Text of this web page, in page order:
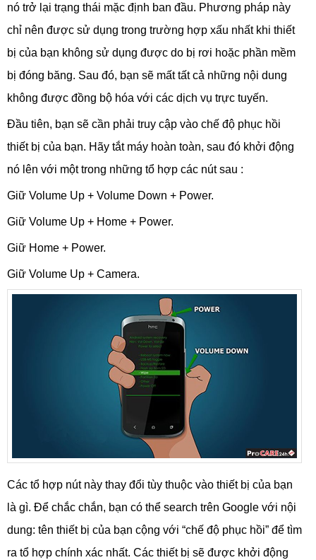
nó trở lại trạng thái mặc định ban đầu. Phương pháp này
chỉ nên được sử dụng trong trường hợp xấu nhất khi thiết
bị của bạn không sử dụng được do bị rơi hoặc phần mềm
bị đóng băng. Sau đó, bạn sẽ mất tất cả những nội dung
không được đồng bộ hóa với các dịch vụ trực tuyến.
Đầu tiên, bạn sẽ cần phải truy cập vào chế độ phục hồi
thiết bị của bạn. Hãy tắt máy hoàn toàn, sau đó khởi động
nó lên với một trong những tổ hợp các nút sau :
Giữ Volume Up + Volume Down + Power.
Giữ Volume Up + Home + Power.
Giữ Home + Power.
Giữ Volume Up + Camera.
Các tổ hợp nút này thay đổi tùy thuộc vào thiết bị của bạn
là gì. Để chắc chắn, bạn có thể search trên Google với nội
dung: tên thiết bị của bạn cộng với “chế độ phục hồi” để tìm
ra tổ hợp chính xác nhất. Các thiết bị sẽ được khởi động